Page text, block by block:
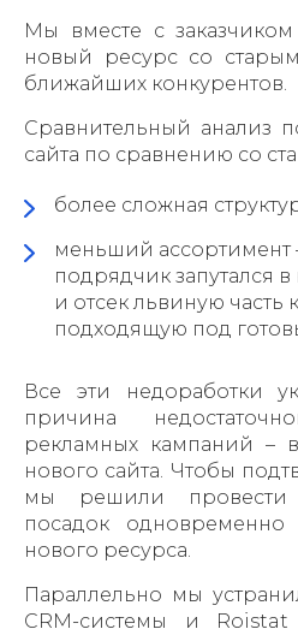
Мы вместе с
новый ресурс со
ближайших конкурентов.
Сравнительный анализ
сайта по сравнению со
более сложная
меньший
подрядчик запутался в
и отсек львиную часть
подходящую под
Все эти недоработки
причина
рекламных кампаний –
нового сайта. Чтобы
мы решили провести
посадок
нового ресурса.
Параллельно мы
CRM-системы и